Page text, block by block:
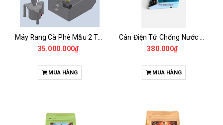
Máy Rang Cà Phê Mẫu 2 Trống Rang (500+500gr)
35.000.000₫
MUA HÀNG
380.000₫
MUA HÀNG